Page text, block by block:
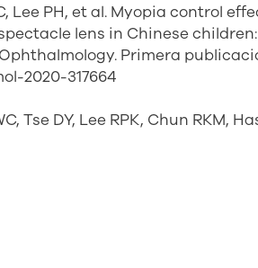
Lee PH, et al. Myopia control
lens in Chinese
Primera
2020-317664
Tse DY, Lee RPK, Chun RKM,